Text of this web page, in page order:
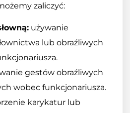
zaliczyć:
używanie
lub obraźliwych
gestów obraźliwych
wobec funkcjonariusza.
karykatur lub